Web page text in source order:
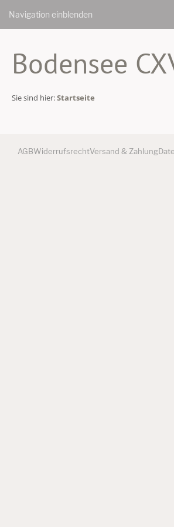
Navigation einblenden
Bodensee
Sie sind hier:Startseite
AGBWiderrufsrechtVersand & Zahlung